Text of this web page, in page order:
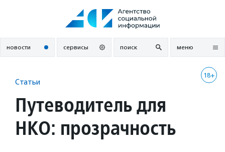
новости сервисы поиск меню
18+
Статьи
Путеводитель для
НКО: прозрачность